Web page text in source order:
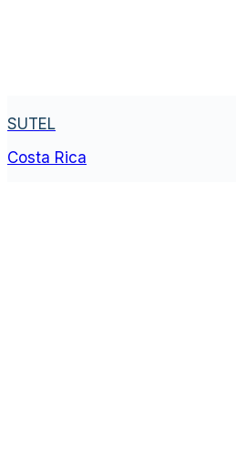
SUTEL
Costa Rica